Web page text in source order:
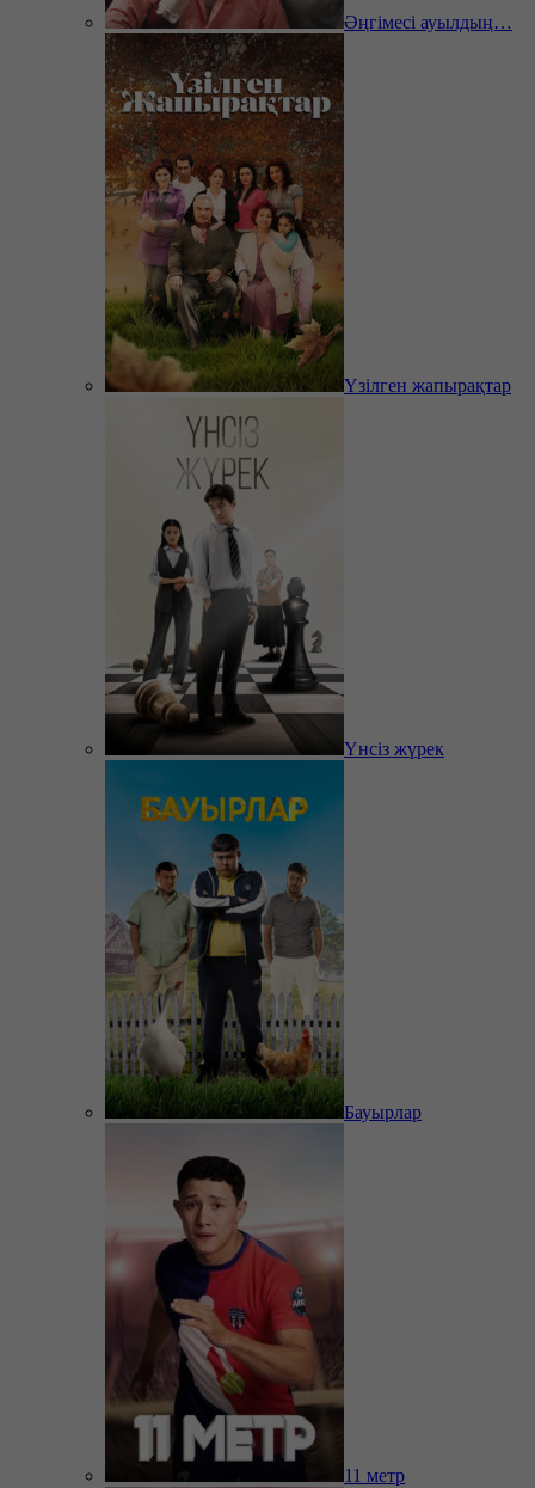
Әңгімесі ауылдың…
Үзілген жапырақтар
Үнсіз жүрек
Бауырлар
11 метр